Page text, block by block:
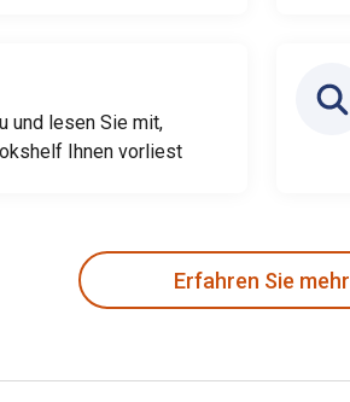
und lesen Sie mit,
Ihnen vorliest
Erfahren Sie mehr